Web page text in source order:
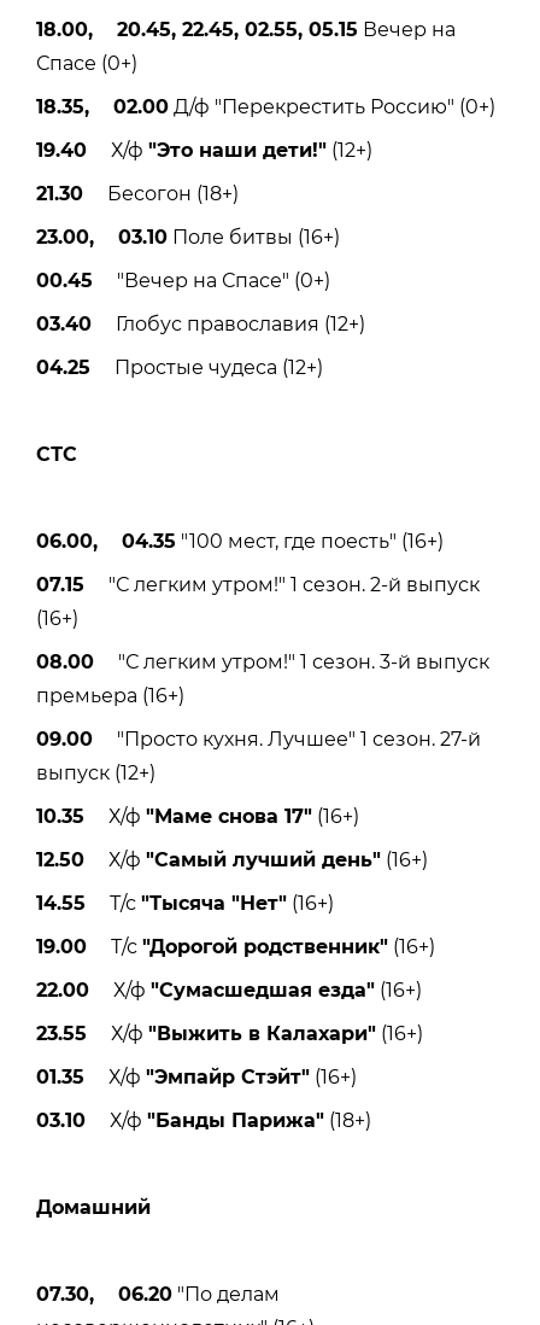
18.00, 20.45, 22.45, 02.55, 05.15 Вечер на
Спасе (0+)
18.35, 02.00 Д/ф "Перекрестить Россию" (0+)
19.40 Х/ф "Это наши дети!" (12+)
21.30 Бесогон (18+)
23.00, 03.10 Поле битвы (16+)
00.45 "Вечер на Спасе" (0+)
03.40 Глобус православия (12+)
04.25 Простые чудеса (12+)
СТС
06.00, 04.35 "100 мест, где поесть" (16+)
07.15 "С легким утром!" 1 сезон. 2-й выпуск
(16+)
08.00 "С легким утром!" 1 сезон. 3-й выпуск
премьера (16+)
09.00 "Просто кухня. Лучшее" 1 сезон. 27-й
выпуск (12+)
10.35 Х/ф "Маме снова 17" (16+)
12.50 Х/ф "Самый лучший день" (16+)
14.55 Т/с "Тысяча "Нет" (16+)
19.00 Т/с "Дорогой родственник" (16+)
22.00 Х/ф "Сумасшедшая езда" (16+)
23.55 Х/ф "Выжить в Калахари" (16+)
01.35 Х/ф "Эмпайр Стэйт" (16+)
03.10 Х/ф "Банды Парижа" (18+)
Домашний
07.30, 06.20 "По делам